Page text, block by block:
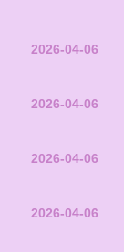
2026-04-06
2026-04-06
2026-04-06
2026-04-06